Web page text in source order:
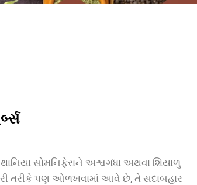
સોમનિફેરાને અશ્વગંધા અથવા શિયાળુ
તરીકે પણ ઓળખવામાં આવે છે, તે સદાબહાર